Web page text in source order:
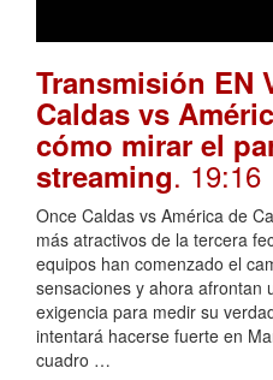
Transmisión EN
Caldas vs
cómo mirar el
streaming. 19:16
Once Caldas vs América de
más atractivos de la tercera
equipos han comenzado el
sensaciones y ahora afrontan
exigencia para medir su
intentará hacerse fuerte en
cuadro …